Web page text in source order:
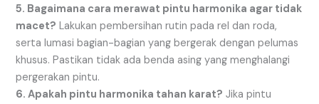
5. Bagaimana cara merawat pintu harmonika agar tidak
macet? Lakukan pembersihan rutin pada rel dan roda,
serta lumasi bagian-bagian yang bergerak dengan pelumas
khusus. Pastikan tidak ada benda asing yang menghalangi
pergerakan pintu.
6. Apakah pintu harmonika tahan karat? Jika pintu